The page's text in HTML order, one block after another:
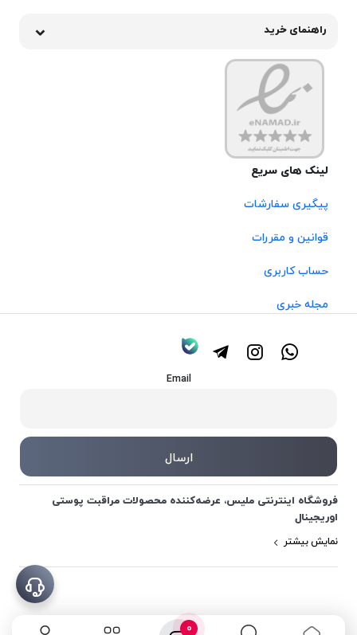
0
راهنمای خرید
لینک های سریع
پیگیری سفارشات
قوانین و مقررات
حساب کاربری
مجله خبری
Email
فروشگاه اینترنتی ملیس، عرضه‌کننده محصولات مراقبت پوستی
اوریجینال
نمایش بیشتر